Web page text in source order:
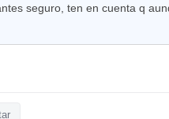
seguro, ten en cuenta q